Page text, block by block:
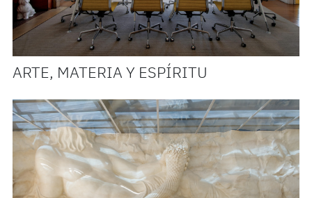
ARTE, MATERIA Y ESPÍRITU